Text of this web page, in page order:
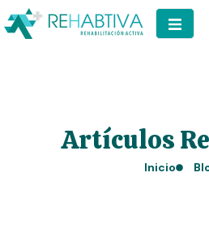
Artículos
Inicio